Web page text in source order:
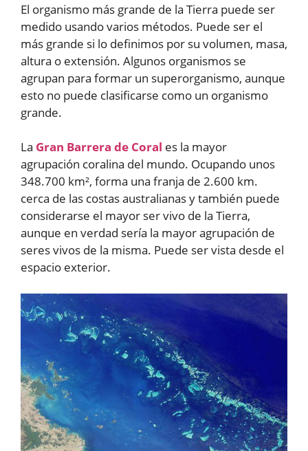
El organismo más grande de la Tierra puede ser
medido usando varios métodos. Puede ser el
más grande si lo definimos por su volumen, masa,
altura o extensión. Algunos organismos se
agrupan para formar un superorganismo, aunque
esto no puede clasificarse como un organismo
grande.
La Gran Barrera de Coral es la mayor
agrupación coralina del mundo. Ocupando unos
348.700 km², forma una franja de 2.600 km.
cerca de las costas australianas y también puede
considerarse el mayor ser vivo de la Tierra,
aunque en verdad sería la mayor agrupación de
seres vivos de la misma. Puede ser vista desde el
espacio exterior.